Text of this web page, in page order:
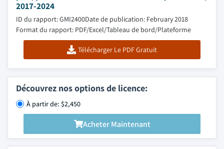
2017-2024
ID du rapport: GMI2400Date de publication: February 2018
Format du rapport: PDF/Excel/Tableau de bord/Plateforme
Télécharger Le PDF Gratuit
Découvrez nos options de licence:
À partir de: $2,450
Acheter Maintenant